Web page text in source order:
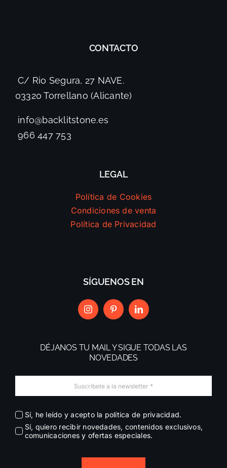
CONTACTO
C/ Rio Segura, 27 NAVE.
03320 Torrellano (Alicante)
info@backlitstone.es
966 447 753
LEGAL
Política de Cookies
Condiciones de venta
Política de Privacidad
SÍGUENOS EN
DÉJANOS TU MAIL Y SIGUE TODAS LAS
NOVEDADES
Sí, he leído y acepto la política de privacidad.
Sí, quiero recibir novedades, contenidos exclusivos,
comunicaciones y ofertas especiales.